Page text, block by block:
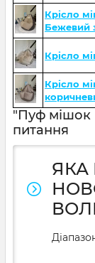
Крісло
Бежевий
Крісло
Крісло
"Пуф мішок
питання
ЯКА